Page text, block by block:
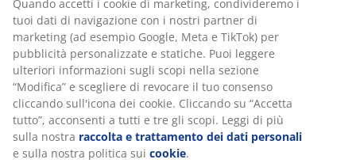
Specificazioni
Recensioni
(14)
pertinente.
Quando accetti i cookie di marketing, condivideremo i
tuoi dati di navigazione con i nostri partner di marketing
(ad esempio Google, Meta e TikTok) per pubblicità
personalizzate e statiche. Puoi leggere ulteriori
informazioni sugli scopi nella sezione “Modifica” e
scegliere di revocare il tuo consenso cliccando sull'icona
dei cookie. Cliccando su “Accetta tutto”, acconsenti a tutti
e tre gli scopi. Leggi di più sulla nostra